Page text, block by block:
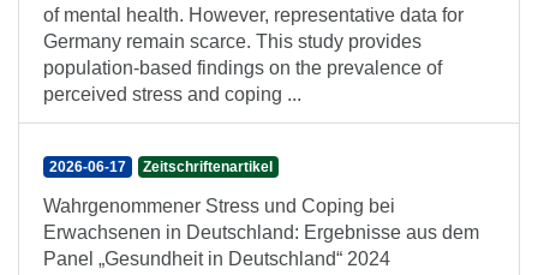
of mental health. However, representative data for
Germany remain scarce. This study provides
population-based findings on the prevalence of
perceived stress and coping ...
2026-06-17 Zeitschriftenartikel
Wahrgenommener Stress und Coping bei
Erwachsenen in Deutschland: Ergebnisse aus dem
Panel „Gesundheit in Deutschland“ 2024